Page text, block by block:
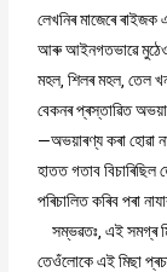
লেখনিৰ মাজেৰে ৰাইজক
আৰু আইনগতভাৱে মুঠেও
মহল, শিলৰ মহল, তেল
বেকনৰ প্ৰস্তাৱিত
—অভয়াৰণ্য কৰা হোৱা
হাতত গতাব
পৰিচালিত কৰিব পৰা
সম্ভৱতঃ, এই সমগ্ৰ
তেওঁলোকে এই মিছা